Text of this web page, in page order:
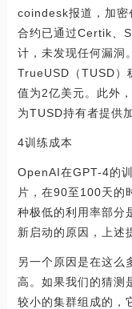
coindesk报道，加密
合约已通过Certik、
计，未发现任何漏洞
TrueUSD（TUSD）
值为2亿美元。此外
为TUSD持有者提供
4训练成本
OpenAI在GPT-4的
片，在90至100天的
种极低的利用率部分
新启动的原因，上述
另一个原因是在这么
高。如果我们的猜测
较小的集群组成的，